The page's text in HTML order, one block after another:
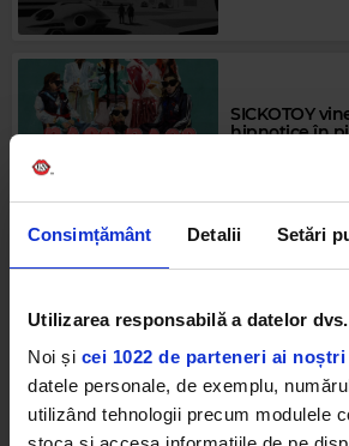
Consimțământ Detalii Setări
Utilizarea responsabilă a datelor dvs.
Noi și cei 1022 de parteneri ai noștri
datele personale, de exemplu,
utilizând tehnologii precum modulele
SICKOTOY
hipnotice în
VINERI, 22
x Eva Timush -